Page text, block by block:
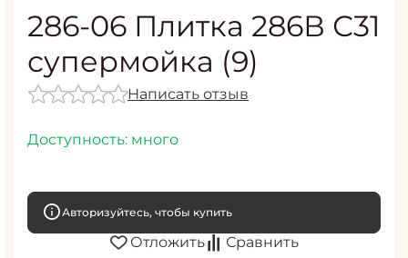
286-06 Плитка 286В С31
супермойка (9)
Написать отзыв
Доступность: много
Авторизуйтесь, чтобы купить
Отложить Сравнить